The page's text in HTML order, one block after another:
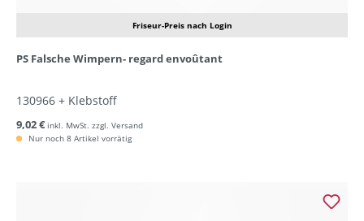
Friseur-Preis nach Login
PS Falsche Wimpern- regard envoûtant
130966 + Klebstoff
9,02 € inkl. MwSt. zzgl. Versand
Nur noch 8 Artikel vorrätig